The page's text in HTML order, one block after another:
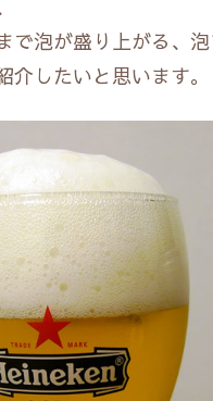
で泡が盛り上がる、
介したいと思います。